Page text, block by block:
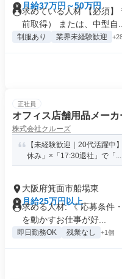
月給37万円～50万円
求めている人材 【必須】
前取得） または、中型自...
制服あり 業界未経験歓迎
正社員
オフィス店舗用品メー
株式会社クルーズ
【未経験歓迎｜20代活躍中
休み」×「17:30退社」で「...
大阪府箕面市船場東
月給25万円以上
求める人材: 《 応募条件
を動かすお仕事が好...
即日勤務OK 残業なし +1個